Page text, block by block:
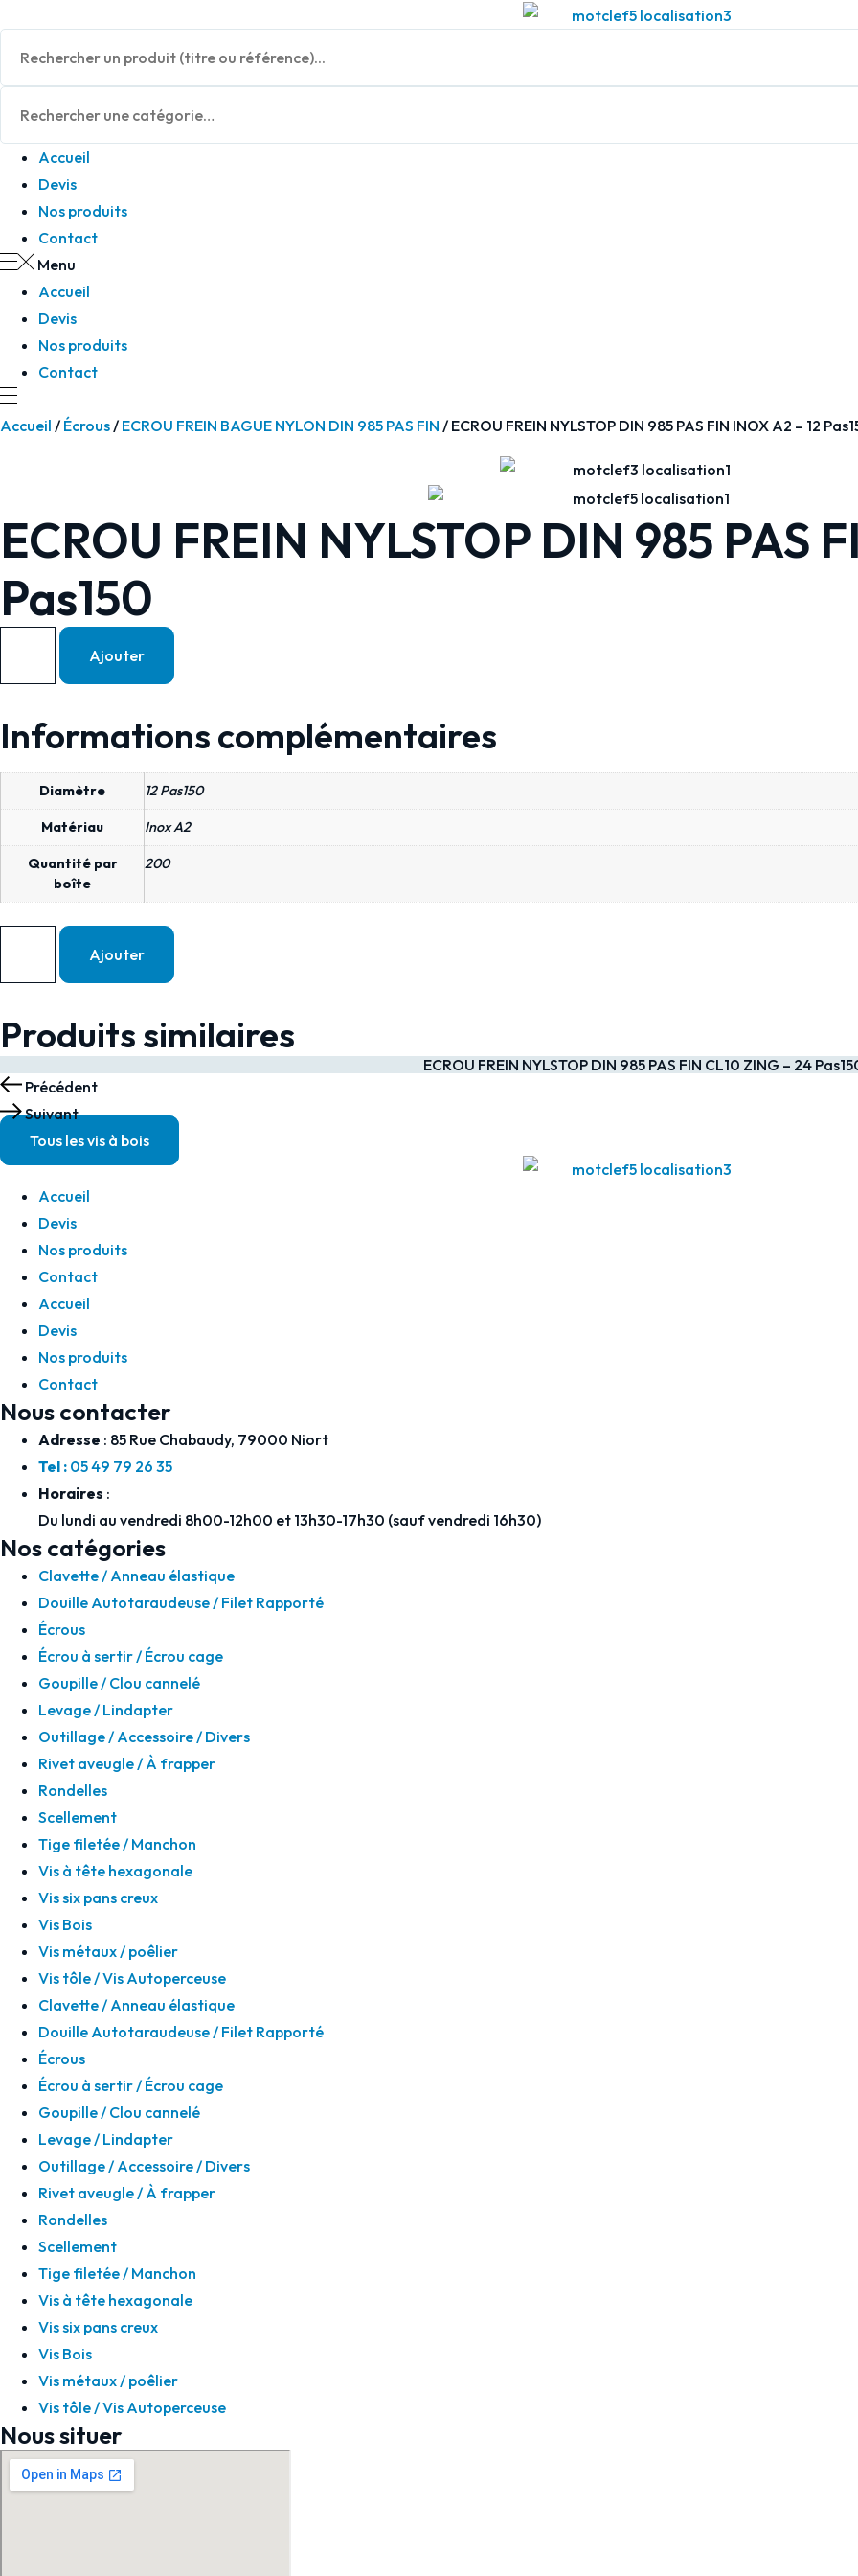
Accueil
Devis
Nos produits
Contact
Menu
Accueil
Devis
Nos produits
Contact
Accueil / Écrous/ ECROU FREIN BAGUE NYLON DIN 985 PAS FIN / ECROU FREIN NYLSTOP DIN 985 PAS FIN INOX A2 – 12
ECROU FREIN NYLSTOP DIN 985 PAS
Pas150
quantité
FREIN
NYLSTOP
DIN
A2
Pas150
Ajouter
Informations complémentaires
Diamètre 12 Pas150
Matériau Inox A2
Quantité par
boîte
200
quantité
FREIN
NYLSTOP
DIN
985
PAS
Pas150
Ajouter
Produits similaires
ECROU FREIN NYLSTOP DIN 985 PAS FIN CL10 ZING – 24
Précédent
Suivant
Tous les vis à bois
Accueil
Devis
Nos produits
Contact
Accueil
Devis
Nos produits
Contact
Nous contacter
Adresse : 85 Rue Chabaudy, 79000 Niort
Tel : 05 49 79 26 35
Horaires :
Du lundi au vendredi 8h00-12h00 et 13h30-17h30 (sauf vendredi 16h30)
Nos catégories
Clavette / Anneau élastique
Douille Autotaraudeuse / Filet Rapporté
Écrous
Écrou à sertir / Écrou cage
Goupille / Clou cannelé
Levage / Lindapter
Outillage / Accessoire / Divers
Rivet aveugle / À frapper
Rondelles
Scellement
Tige filetée / Manchon
Vis à tête hexagonale
Vis six pans creux
Vis Bois
Vis métaux / poêlier
Vis tôle / Vis Autoperceuse
Clavette / Anneau élastique
Douille Autotaraudeuse / Filet Rapporté
Écrous
Écrou à sertir / Écrou cage
Goupille / Clou cannelé
Levage / Lindapter
Outillage / Accessoire / Divers
Rivet aveugle / À frapper
Rondelles
Scellement
Tige filetée / Manchon
Vis à tête hexagonale
Vis six pans creux
Vis Bois
Vis métaux / poêlier
Vis tôle / Vis Autoperceuse
Nous situer